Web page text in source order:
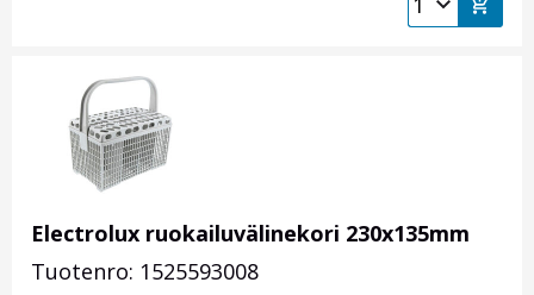
Electrolux ruokailuvälinekori 230x135mm
Tuotenro: 1525593008